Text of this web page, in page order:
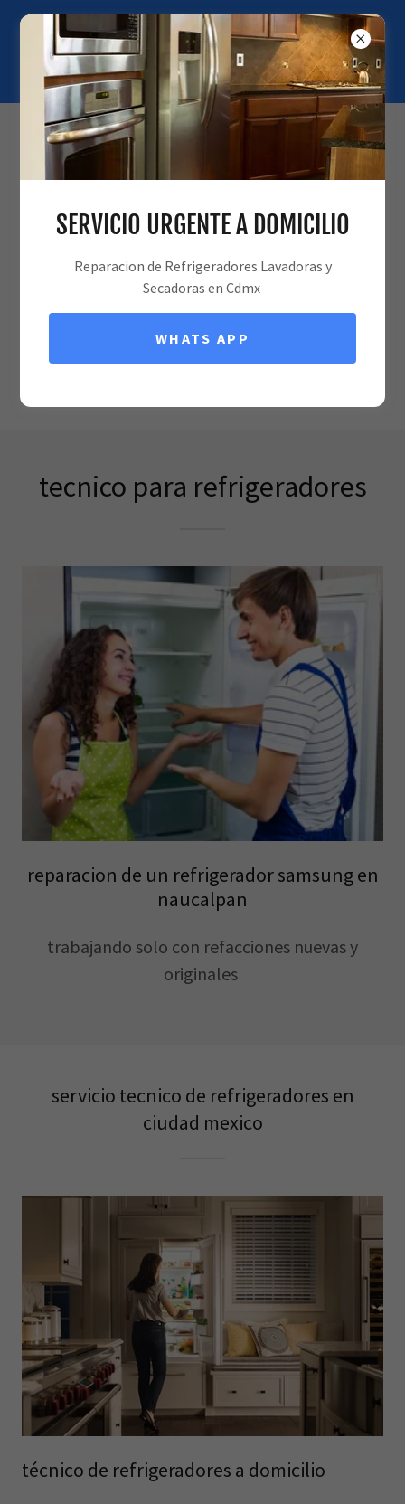
REPARACIÓN DE REFRIGERADORES A
DOMICILIO
722.454.1281/ 55.8957.1954
reparacion de refrigeradores
Naucalpan
LLAMA AHORA
tecnico para refrigeradores
reparacion de un refrigerador samsung en
naucalpan
trabajando solo con refacciones nuevas y
originales
servicio tecnico de refrigeradores en
ciudad mexico
técnico de refrigeradores a domicilio
SERVICIO URGENTE A DOMICILIO
Reparacion de Refrigeradores Lavadoras y
Secadoras en Cdmx
WHATS APP